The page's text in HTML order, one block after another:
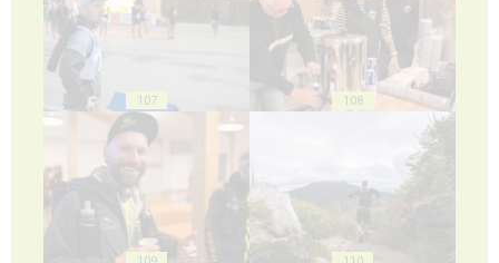
107 108